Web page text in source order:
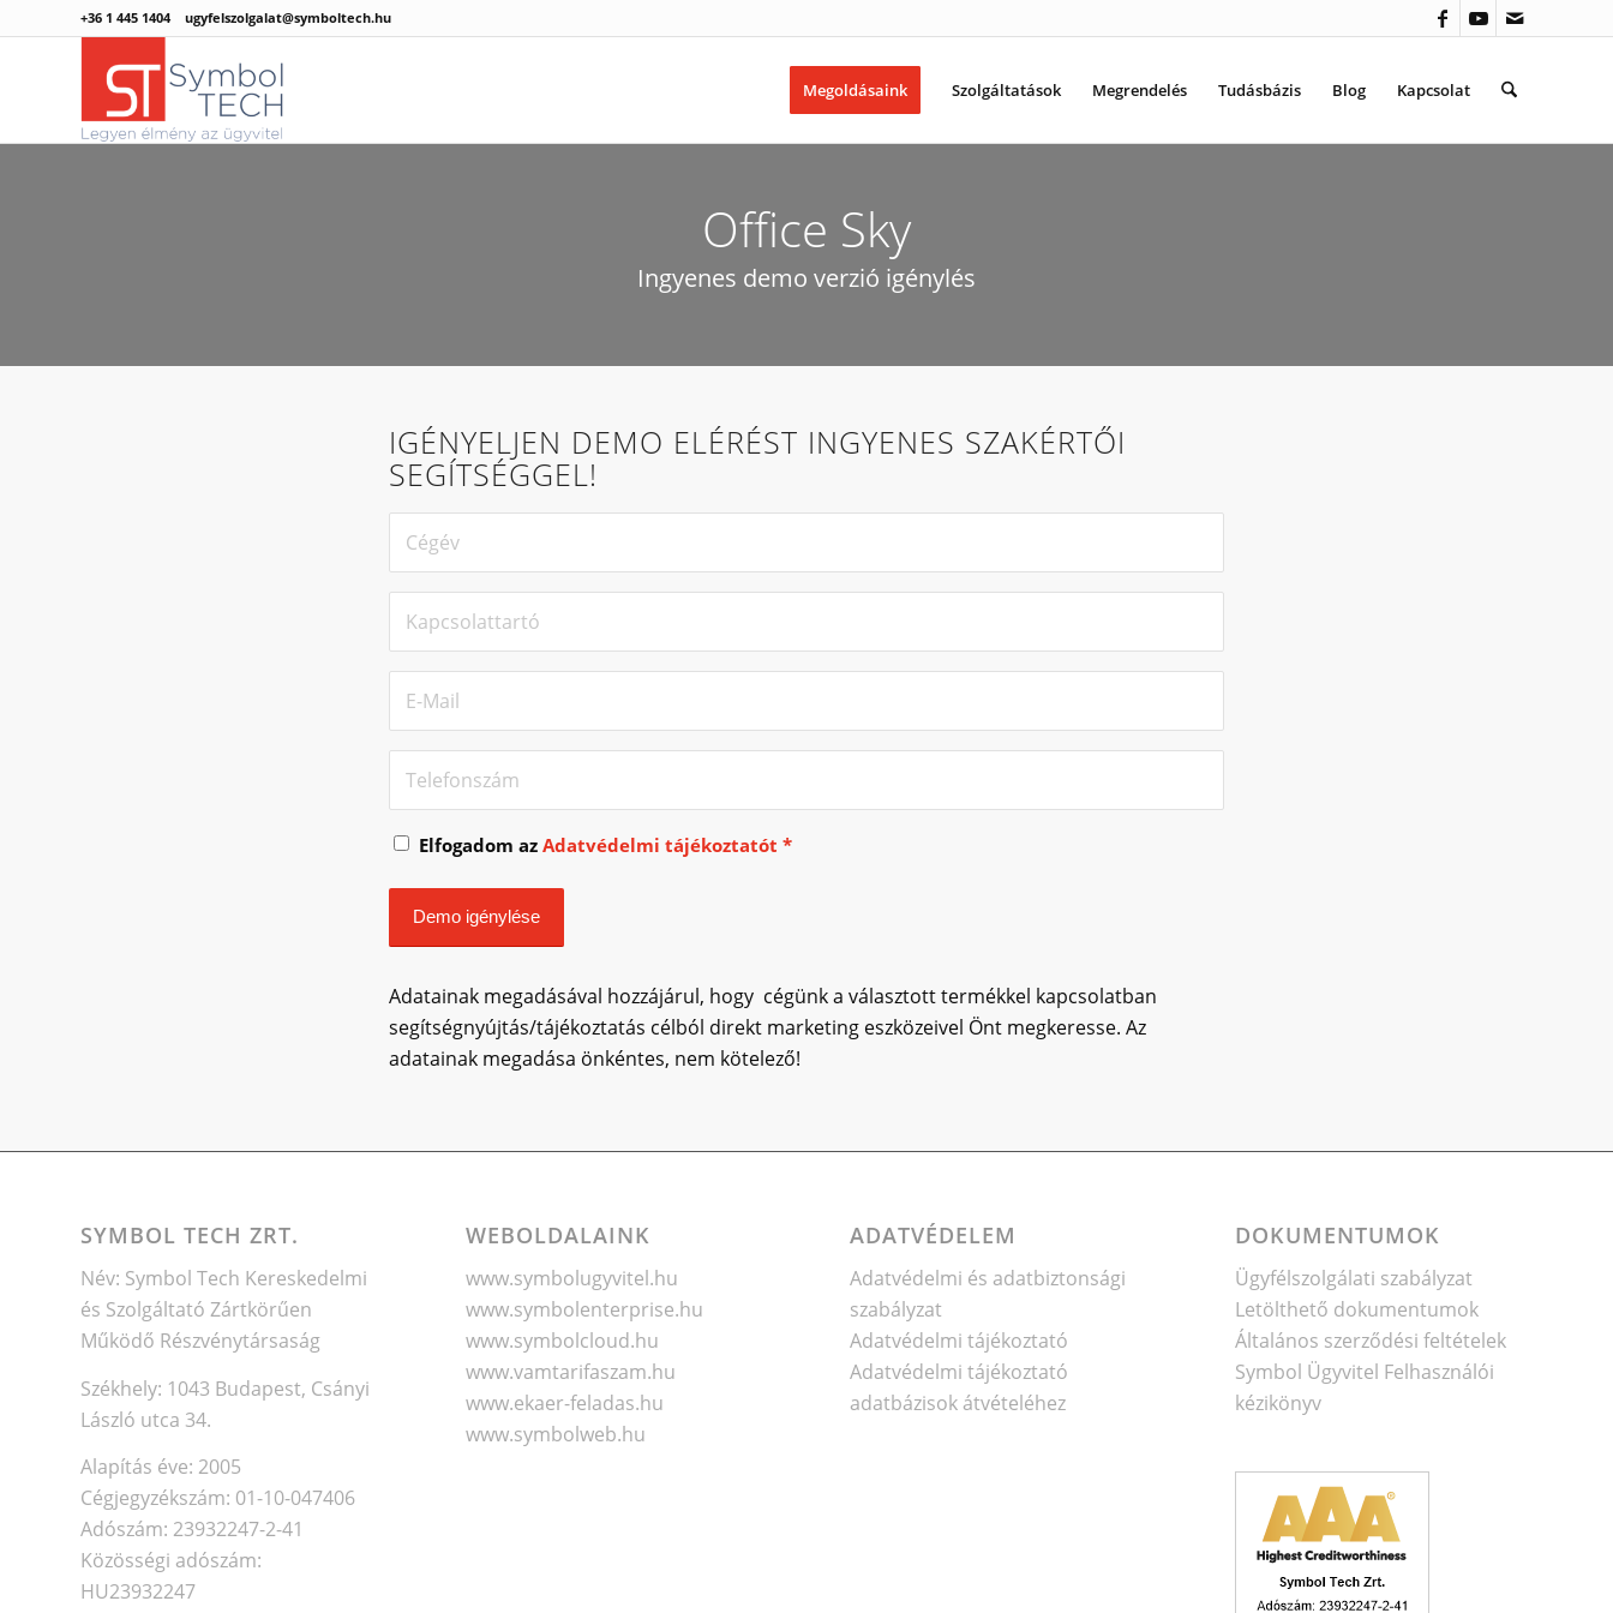
+36 1 445 1404 ugyfelszolgalat@symboltech.hu
Megoldásaink Szolgáltatások Megrendelés Tudásbázis Blog Kapcsolat
Office Sky
Ingyenes demo verzió igénylés
IGÉNYELJEN DEMO ELÉRÉST INGYENES SZAKÉRTŐI
SEGÍTSÉGGEL!
Elfogadom az Adatvédelmi tájékoztatót *
Adatainak megadásával hozzájárul, hogy cégünk a választott termékkel kapcsolatban
segítségnyújtás/tájékoztatás célból direkt marketing eszközeivel Önt megkeresse. Az
adatainak megadása önkéntes, nem kötelező!
SYMBOL TECH ZRT.
Név: Symbol Tech Kereskedelmi
és Szolgáltató Zártkörűen
Működő Részvénytársaság
Székhely: 1043 Budapest, Csányi
László utca 34.
Alapítás éve: 2005
Cégjegyzékszám: 01-10-047406
Adószám: 23932247-2-41
Közösségi adószám:
HU23932247
WEBOLDALAINK
www.symbolugyvitel.hu
www.symbolenterprise.hu
www.symbolcloud.hu
www.vamtarifaszam.hu
www.ekaer-feladas.hu
www.symbolweb.hu
ADATVÉDELEM
Adatvédelmi és adatbiztonsági
szabályzat
Adatvédelmi tájékoztató
Adatvédelmi tájékoztató
adatbázisok átvételéhez
DOKUMENTUMOK
Ügyfélszolgálati szabályzat
Letölthető dokumentumok
Általános szerződési feltételek
Symbol Ügyvitel Felhasználói
kézikönyv